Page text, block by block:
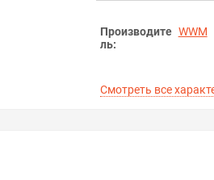
Производите
ль:
WWM
Смотреть все